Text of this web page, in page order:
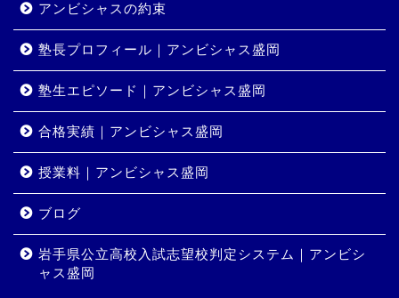
アンビシャスの約束
塾長プロフィール｜アンビシャス盛岡
塾生エピソード｜アンビシャス盛岡
合格実績｜アンビシャス盛岡
授業料｜アンビシャス盛岡
ブログ
岩手県公立高校入試志望校判定システム｜アンビシ
ャス盛岡
コース・料金